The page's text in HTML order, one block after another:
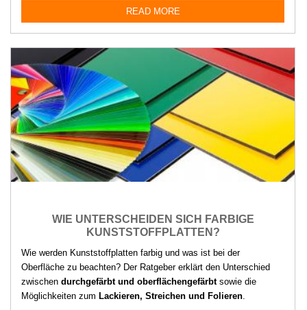
READ MORE
WIE UNTERSCHEIDEN SICH FARBIGE
KUNSTSTOFFPLATTEN?
Wie werden Kunststoffplatten farbig und was ist bei der
Oberfläche zu beachten? Der Ratgeber erklärt den Unterschied
zwischen durchgefärbt und oberflächengefärbtsowie die
Möglichkeiten zum Lackieren, Streichen und Folieren